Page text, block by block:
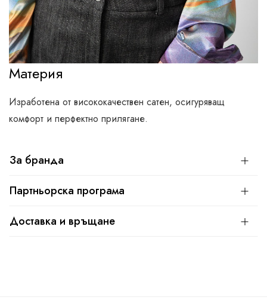
Материя
Изработена от висококачествен сатен, осигуряващ
комфорт и перфектно прилягане.
За бранда
Партньорска програма
Доставка и връщане